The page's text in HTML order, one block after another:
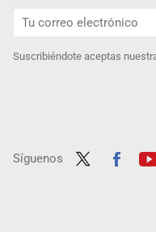
Suscribiéndote aceptas
Síguenos